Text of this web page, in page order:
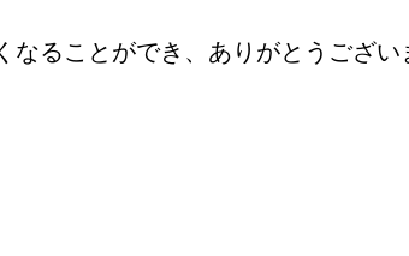
なることができ、ありがとうござ